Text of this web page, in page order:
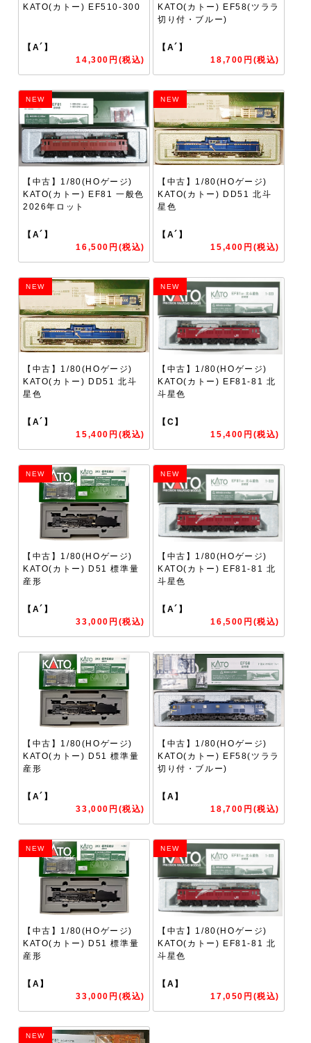
KATO(カトー) EF510-300
【A´】
14,300円(税込)
KATO(カトー) EF58(ツララ
切り付・ブルー)
【A´】
18,700円(税込)
NEW
【中古】1/80(HOゲージ)
KATO(カトー) EF81 一般色
2026年ロット
【A´】
16,500円(税込)
NEW
【中古】1/80(HOゲージ)
KATO(カトー) DD51 北斗
星色
【A´】
15,400円(税込)
NEW
【中古】1/80(HOゲージ)
KATO(カトー) DD51 北斗
星色
【A´】
15,400円(税込)
NEW
【中古】1/80(HOゲージ)
KATO(カトー) EF81-81 北
斗星色
【C】
15,400円(税込)
NEW
【中古】1/80(HOゲージ)
KATO(カトー) D51 標準量
産形
【A´】
33,000円(税込)
NEW
【中古】1/80(HOゲージ)
KATO(カトー) EF81-81 北
斗星色
【A´】
16,500円(税込)
【中古】1/80(HOゲージ)
KATO(カトー) D51 標準量
産形
【A´】
33,000円(税込)
【中古】1/80(HOゲージ)
KATO(カトー) EF58(ツララ
切り付・ブルー)
【A】
18,700円(税込)
NEW
【中古】1/80(HOゲージ)
KATO(カトー) D51 標準量
産形
【A】
33,000円(税込)
NEW
【中古】1/80(HOゲージ)
KATO(カトー) EF81-81 北
斗星色
【A】
17,050円(税込)
NEW